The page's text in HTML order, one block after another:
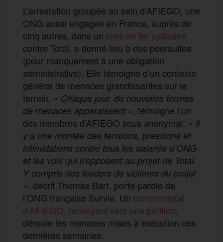
L’arrestation groupée au sein d’AFIEGO, une
ONG aussi engagée en France, auprès de
cinq autres, dans un bras de fer judiciaire
contre Total, a donné lieu à des poursuites
(pour manquement à une obligation
administrative). Elle témoigne d’un contexte
général de menaces grandissantes sur le
terrain. « Chaque jour, de nouvelles formes
de menaces apparaissent », témoigne l’un
des membres d’AFIEGO sous anonymat. « Il
y a une montée des tensions, pressions et
intimidations contre tous les salariés d’ONG
et les voix qui s’opposent au projet de Total.
Y compris des leaders de victimes du projet
», décrit Thomas Bart, porte-parole de
l’ONG française Survie. Un communiqué
d’AFIEGO, renvoyant vers une pétition,
déroule les menaces mises à exécution ces
dernières semaines.